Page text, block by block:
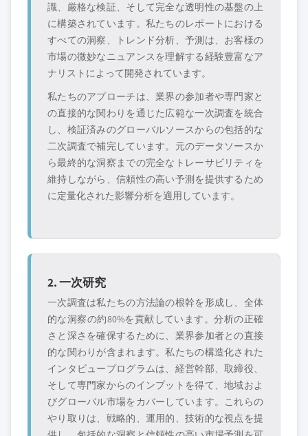
識、厳格な検証、そして完全な透明性の基盤の上
に構築されています。私たちのレポートにおける
すべての洞察、トレンド分析、予測は、お客様の
市場の微妙なニュアンスを理解する経験豊富なア
ナリストによって開発されています。
私たちのアプローチは、業界の参加者や専門家と
の直接的な関わりを通じた広範な一次調査を統合
し、検証済みのグローバルソースからの包括的な
二次調査で補完しています。元のデータソースか
ら最終的な洞察までの完全なトレーサビリティを
維持しながら、信頼性の高い予測を提供するため
に定量化された影響分析を適用しています。
2. 一次研究
一次調査は私たちの方法論の根幹を形成し、全体
的な洞察の約80%を貢献しています。分析の正確
さと深さを確保するために、業界参加者との直接
的な関わりが含まれます。私たちの構造化された
インタビュープログラムは、経営幹部、取締役、
そして専門家からのインプットを得て、地域およ
びグローバル市場をカバーしています。これらの
やり取りは、戦略的、運用的、技術的な視点を提